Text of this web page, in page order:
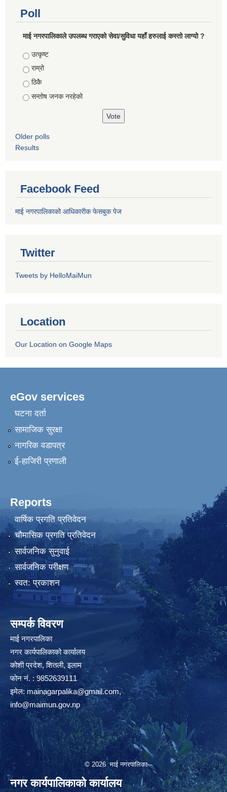
Poll
माई नगरपालिकाले उपलब्ध गराएको सेवा/सुविधा यहाँ हरुलाई कस्तो लाग्यो ?
Choices
उत्कृष्ट
राम्रो
ठिकै
सन्तोष जनक नरहेको
Older polls
Results
Facebook Feed
माई नगरपालिकाको आधिकारीक फेसबुक पेज
Twitter
Tweets by HelloMaiMun
Location
Our Location on Google Maps
eGov services
घटना दर्ता
सामाजिक सुरक्षा
नागरिक वडापत्र
ई-हाजिरी प्रणाली
Reports
वार्षिक प्रगति प्रतिवेदन
चौमासिक प्रगति प्रतिवेदन
सार्वजनिक सुनुवाई
सार्वजनिक परीक्षण
स्वत: प्रकाशन
सम्पर्क विवरण
माई नगरपालिका
नगर कार्यपालिकाको कार्यालय
कोशी प्रदेश, शितली, इलाम
फोन नं. : 9852639111
इमेल:mainagarpalika@gmail.com,
info@maimun.gov.np
© 2026 माई नगरपालिका
नगर कार्यपालिकाको कार्यालय